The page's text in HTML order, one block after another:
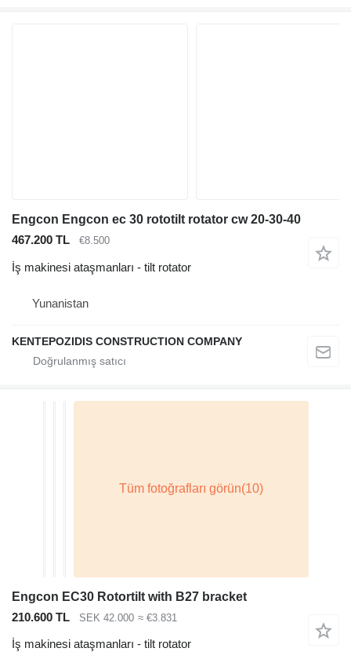
Engcon Engcon ec 30 rototilt rotator cw 20-30-40
467.200 TL
€8.500
İş makinesi ataşmanları - tilt rotator
Yunanistan
KENTEPOZIDIS CONSTRUCTION COMPANY
Engcon EC30 Rotortilt with B27 bracket
210.600 TL
SEK 42.000 ≈ €3.831
İş makinesi ataşmanları - tilt rotator